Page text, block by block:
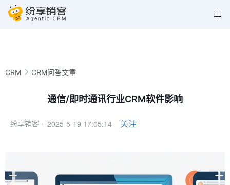
CRM CRM问答文章
通信/即时通讯行业CRM软件影响
纷享销客 · 2025-5-19 17:05:14 关注